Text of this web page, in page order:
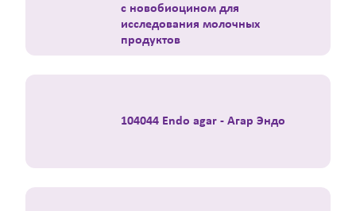
с новобиоцином для
исследования молочных
продуктов
104044 Endo agar - Агар Эндо